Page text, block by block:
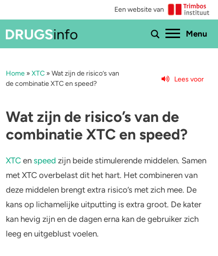
Een website van
Menu
Menu
XTC / MDMA
Speed
3-MMC
GHB
Aantoonbaarheid
Drugs & de wet
Combinaties & medicijnen
Zorgen om iemand
Home » XTC » Wat zijn de risico’s van
de combinatie XTC en speed?
Lees voor
Wat zijn de risico’s van de
combinatie XTC en speed?
XTC en speed zijn beide stimulerende middelen. Samen
met XTC overbelast dit het hart. Het combineren van
deze middelen brengt extra risico’s met zich mee. De
kans op lichamelijke uitputting is extra groot. De kater
kan hevig zijn en de dagen erna kan de gebruiker zich
leeg en uitgeblust voelen.